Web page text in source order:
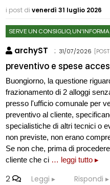
i post divenerdì 31 luglio 2026
SERVE UN CONSIGLIO,
archyST : 31/07/2026
preventivo e spese
Buongiorno, la questione
frazionamento di 2 alloggi
presso l'ufficio comunale per
preventivo al cliente,
specialistiche di altri tecnici o
non previste, non erano
Se non che, prima di
cliente che ci … leggi tutto ▸
2 Leggi Rispondi